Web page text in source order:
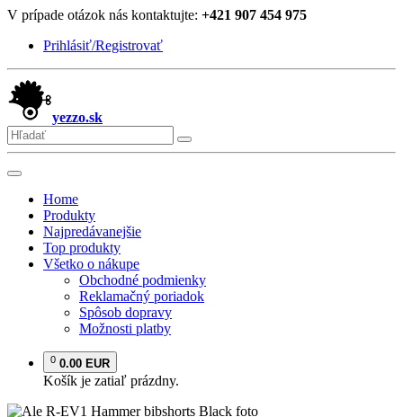
V prípade otázok nás kontaktujte: +421 907 454 975
Prihlásiť/Registrovať
yezzo.sk
Home
Produkty
Najpredávanejšie
Top produkty
Všetko o nákupe
Obchodné podmienky
Reklamačný poriadok
Spôsob dopravy
Možnosti platby
0 0.00 EUR
Košík je zatiaľ prázdny.